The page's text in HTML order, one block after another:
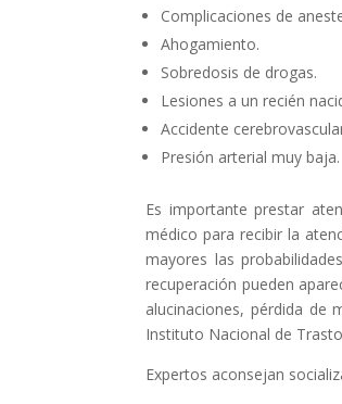
Complicaciones de
Ahogamiento.
Sobredosis de drogas.
Lesiones a un recién
Accidente
Presión arterial muy baja.
Es importante prestar
médico para recibir la
mayores las
recuperación pueden
alucinaciones, pérdida de
Instituto Nacional de
Expertos aconsejan